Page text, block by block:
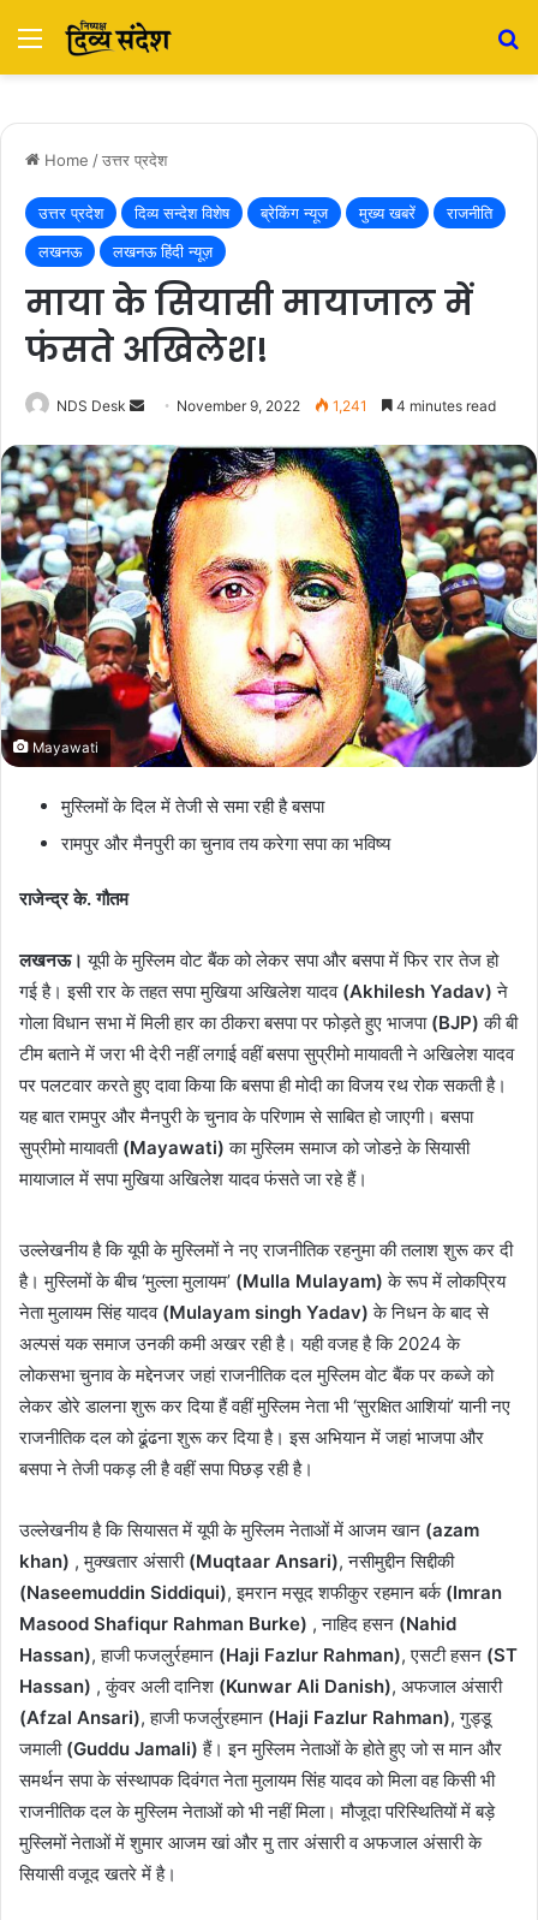
Menu
Home /उत्तर प्रदेश
उत्तर प्रदेश दिव्य सन्देश विशेष ब्रेकिंग न्यूज मुख्य खबरें
राजनीति
लखनऊ
लखनऊ हिंदी न्यूज़
माया के सियासी मायाजाल में
फंसते अखिलेश!
NDS Desk
n
d
a
n
e
m
a
i
l
November 9, 2022 1,241 4 minutes read
Mayawati
मुस्लिमों के दिल में तेजी से समा रही है बसपा
रामपुर और मैनपुरी का चुनाव तय करेगा सपा का भविष्य
राजेन्द्र के. गौतम
लखनऊ। यूपी के मुस्लिम वोट बैंक को लेकर सपा और बसपा में फिर रार तेज हो
गई है। इसी रार के तहत सपा मुखिया अखिलेश यादव (Akhilesh Yadav) ने
गोला विधान सभा में मिली हार का ठीकरा बसपा पर फोड़ते हुए भाजपा (BJP) की बी
टीम बताने में जरा भी देरी नहीं लगाई वहीं बसपा सुप्रीमो मायावती ने अखिलेश यादव
पर पलटवार करते हुए दावा किया कि बसपा ही मोदी का विजय रथ रोक सकती है।
यह बात रामपुर और मैनपुरी के चुनाव के परिणाम से साबित हो जाएगी। बसपा
सुप्रीमो मायावती (Mayawati) का मुस्लिम समाज को जोडऩे के सियासी
मायाजाल में सपा मुखिया अखिलेश यादव फंसते जा रहे हैं।
उल्लेखनीय है कि यूपी के मुस्लिमों ने नए राजनीतिक रहनुमा की तलाश शुरू कर दी
है। मुस्लिमों के बीच ‘मुल्ला मुलायम’ (Mulla Mulayam) के रूप में लोकप्रिय
नेता मुलायम सिंह यादव (Mulayam singh Yadav) के निधन के बाद से
अल्पसं यक समाज उनकी कमी अखर रही है। यही वजह है कि 2024 के
लोकसभा चुनाव के मद्देनजर जहां राजनीतिक दल मुस्लिम वोट बैंक पर कब्जे को
लेकर डोरे डालना शुरू कर दिया हैं वहीं मुस्लिम नेता भी ‘सुरक्षित आशियां’ यानी नए
राजनीतिक दल को ढूंढना शुरू कर दिया है। इस अभियान में जहां भाजपा और
बसपा ने तेजी पकड़ ली है वहीं सपा पिछड़ रही है।
उल्लेखनीय है कि सियासत में यूपी के मुस्लिम नेताओं में आजम खान (azam
khan) , मुक्खतार अंसारी (Muqtaar Ansari), नसीमुद्दीन सिद्दीकी
(Naseemuddin Siddiqui), इमरान मसूद शफीकुर रहमान बर्क (Imran
Masood Shafiqur Rahman Burke) , नाहिद हसन (Nahid
Hassan), हाजी फजलुर्रहमान (Haji Fazlur Rahman), एसटी हसन (ST
Hassan) , कुंवर अली दानिश (Kunwar Ali Danish), अफजाल अंसारी
(Afzal Ansari), हाजी फजर्लुरहमान (Haji Fazlur Rahman), गुड्डू
जमाली (Guddu Jamali) हैं। इन मुस्लिम नेताओं के होते हुए जो स मान और
समर्थन सपा के संस्थापक दिवंगत नेता मुलायम सिंह यादव को मिला वह किसी भी
राजनीतिक दल के मुस्लिम नेताओं को भी नहीं मिला। मौजूदा परिस्थितियों में बड़े
मुस्लिमों नेताओं में शुमार आजम खां और मु तार अंसारी व अफजाल अंसारी के
सियासी वजूद खतरे में है।